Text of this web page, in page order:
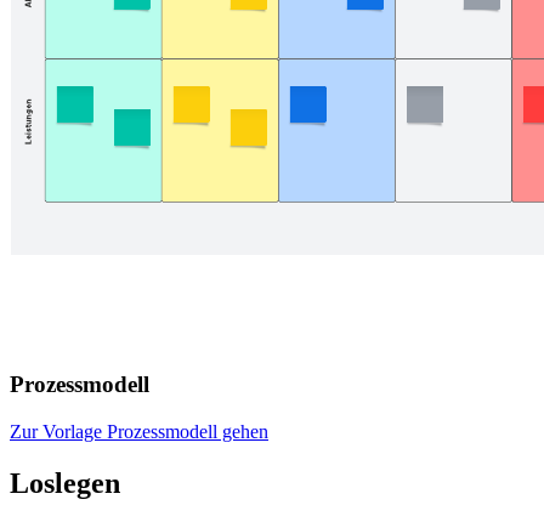
Prozessmodell
Zur Vorlage Prozessmodell gehen
Loslegen